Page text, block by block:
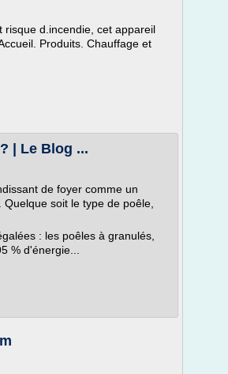
risque d.incendie, cet appareil
Produits. Chauffage et
| Le Blog ...
de foyer comme un
soit le type de poêle,
: les poêles à granulés,
% d'énergie...